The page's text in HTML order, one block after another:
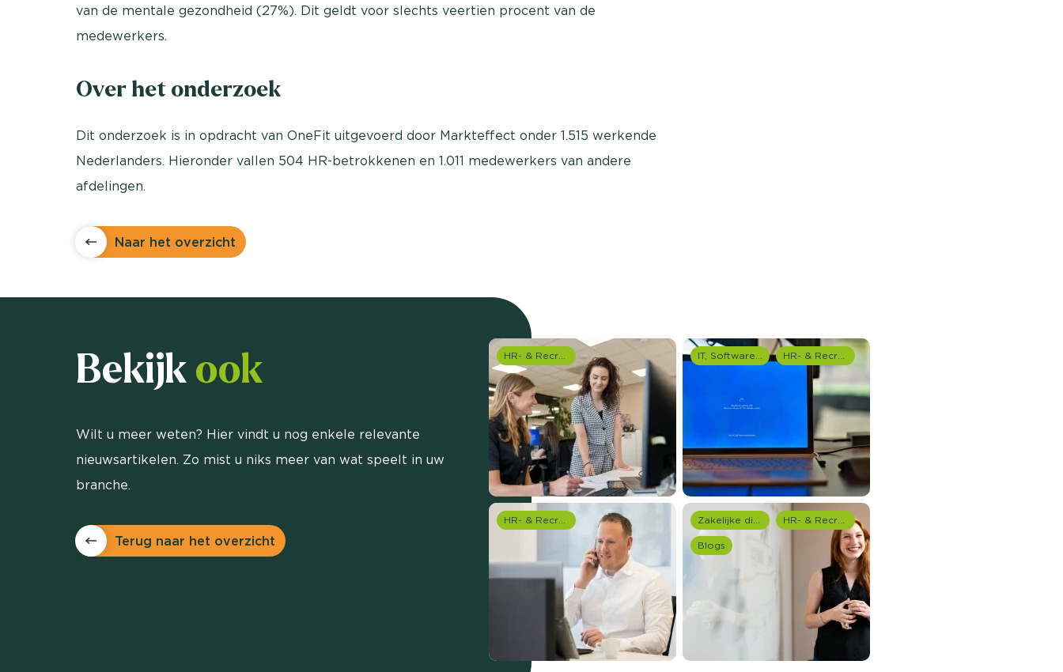
van de mentale gezondheid (27%). Dit geldt voor slechts veertien procent van de
medewerkers.
Over het onderzoek
Dit onderzoek is in opdracht van OneFit uitgevoerd door Markteffect onder 1.515 werkende
Nederlanders. Hieronder vallen 504 HR-betrokkenen en 1.011 medewerkers van andere
afdelingen.
Naar het overzicht
Bekijkook
Wilt u meer weten? Hier vindt u nog enkele relevante
nieuwsartikelen. Zo mist u niks meer van wat speelt in uw
branche.
Terug naar het overzicht
HR- & Recruitment onderzoek IT, Software & Telecom HR- & Recruitment onderzoek
HR- & Recruitment onderzoek Zakelijke dienstverlening (B2B) HR- & Recruitment onderzoek
Blogs